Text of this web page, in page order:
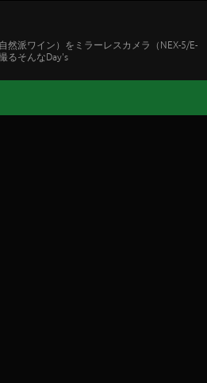
然派ワイン）をミラーレスカメラ（NEX-5/E-
るそんなDay's